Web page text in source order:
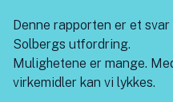
Denne rapporten er et
Solbergs utfordring.
Mulighetene er mange.
virkemidler kan vi lykkes.